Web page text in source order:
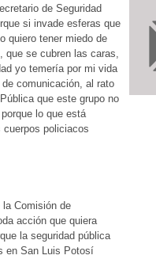
de Seguridad
si invade esferas que
quiero tener miedo de
que se cubren las caras,
yo temería por mi vida
comunicación, al rato
que este grupo no
lo que está
policiacos
la Comisión de
acción que quiera
la seguridad pública
en San Luis Potosí